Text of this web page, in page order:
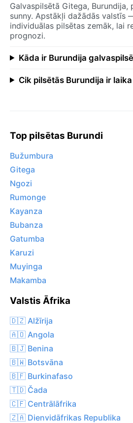
Galvaspilsētā Gitega, Burundija,
sunny. Apstākļi dažādās valstīs
individuālas pilsētas zemāk, lai
prognozi.
Kāda ir Burundija
Cik pilsētās Burundija ir
Top pilsētas Burundi
Bužumbura
Gitega
Ngozi
Rumonge
Kayanza
Bubanza
Gatumba
Karuzi
Muyinga
Makamba
Valstis Āfrika
🇩🇿 Alžīrija
🇦🇴 Angola
🇧🇯 Benina
🇧🇼 Botsvāna
🇧🇫 Burkinafaso
🇹🇩 Čada
🇨🇫 Centrālāfrika
🇿🇦 Dienvidāfrikas Republika